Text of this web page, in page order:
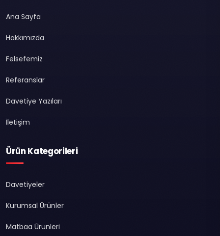
Ana Sayfa
Hakkımızda
Felsefemiz
Referanslar
Davetiye Yazıları
İletişim
Ürün Kategorileri
Davetiyeler
Kurumsal Ürünler
Matbaa Ürünleri